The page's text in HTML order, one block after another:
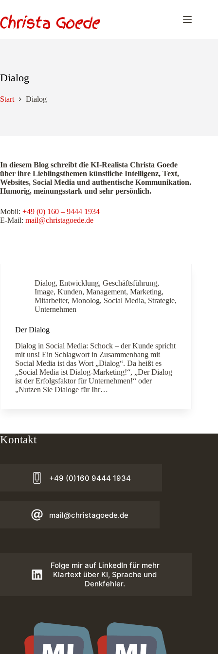
springen
Dialog
Start Dialog
In diesem Blog schreibt die KI-Realista Christa Goede
über ihre Lieblingsthemen künstliche Intelligenz, Text,
Websites, Social Media und authentische Kommunikation.
Humorig, meinungsstark und sehr persönlich.
Mobil: +49 (0) 160 – 9444 1934
E-Mail: mail@christagoede.de
Dialog, Entwicklung, Geschäftsführung,
Image, Kunden, Management, Marketing,
Mitarbeiter, Monolog, Social Media, Strategie,
Unternehmen
Der Dialog
Dialog in Social Media: Schock – der Kunde spricht
mit uns! Ein Schlagwort in Zusammenhang mit
Social Media ist das Wort „Dialog“. Da heißt es
„Social Media ist Dialog-Marketing!“, „Der Dialog
ist der Erfolgsfaktor für Unternehmen!“ oder
„Nutzen Sie Dialoge für Ihr…
Kontakt
+49 (0)160 9444 1934
mail@christagoede.de
Folge mir auf LinkedIn für mehr
Klartext über KI, Sprache und
Denkfehler.